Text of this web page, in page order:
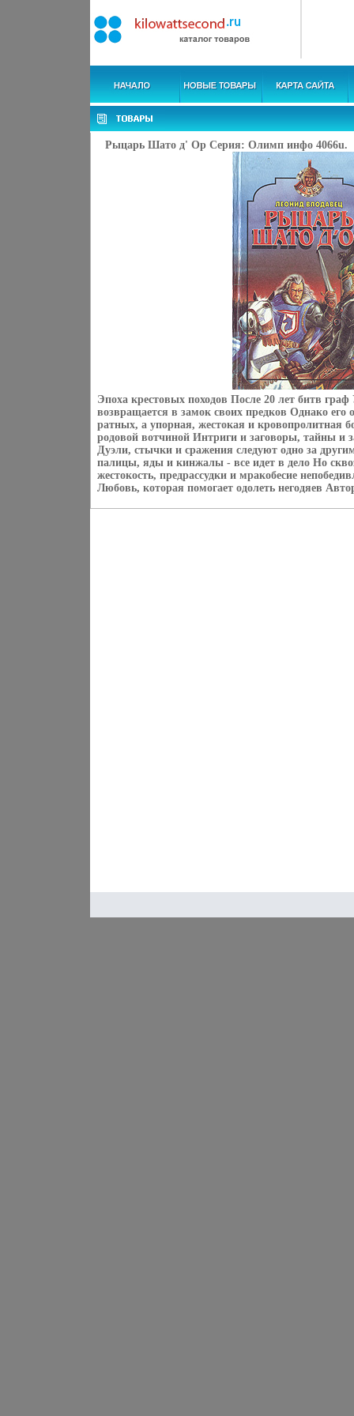
Рыцарь Шато д' Ор Серия: Олимп инфо 4066u.
Эпоха крестовых походов После 20 лет битв
возвращается в замок своих предков Однако его
ратных, а упорная, жестокая и кровопролитная
родовой вотчиной Интриги и заговоры, тайны
Дуэли, стычки и сражения следуют одно за
палицы, яды и кинжалы - все идет в дело Но
жестокость, предрассудки и мракобесие
Любовь, которая помогает одолеть негодяев